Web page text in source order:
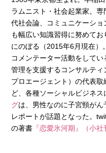
ラムニスト・社会起業家。専
代社会論、コミュニケーショ
も幅広い知識習得に努めて
にのぼる（2015年6月現在）
コメンテーター活動をして
管理を支援するコンサルティ
プロエージェント）の代表
ど、各種ソーシャルビジネス
グは、男性なのに子宮頸が
レポートが話題となった。
の著書 『恋愛氷河期』（小社